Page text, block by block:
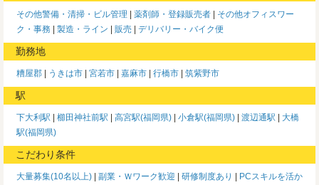
その他警備・清掃・ビル管理 薬剤師・登録販売者
その他オフィスワー
ク・事務
製造・ライン 販売 デリバリー・バイク便
勤務地
糟屋郡 うきは市 宮若市 嘉麻市 行橋市 筑紫野市
駅
下大利駅 櫛田神社前駅 高宮駅(福岡県) 小倉駅(福岡県) 渡辺通駅
大橋
駅(福岡県)
こだわり条件
大量募集(10名以上) 副業・Ｗワーク歓迎 研修制度あり
PCスキルを活か